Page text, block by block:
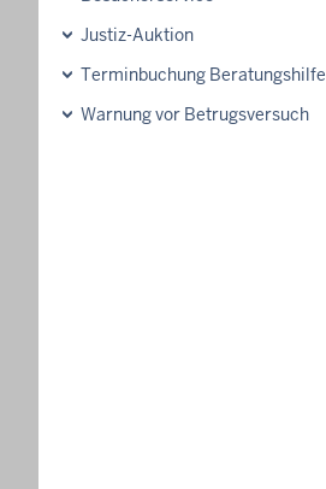
Justiz-Auktion
Terminbuchung Beratungshilfe
Warnung vor Betrugsversuch